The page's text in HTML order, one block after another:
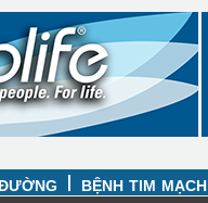
BỆNH TIM MẠCH